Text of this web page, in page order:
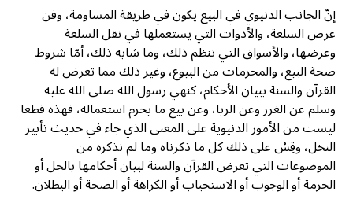
إنّ الجانب الدنيوي في البيع يكون في طريقة المساومة، وفن
عرض السلعة، والأدوات التي يستعملها في نقل السلعة
وعرضها، والأسواق التي تنظم ذلك، وما شابه ذلك، أمّا شروط
صحة البيع، والمحرمات من البيوع، وغير ذلك مما تعرض له
القرآن والسنة ببيان الأحكام، كنهي رسول الله صلى الله عليه
وسلم عن الغرر وعن الربا، وعن بيع ما يحرم استعماله، فهذه قطعا
ليست من الأمور الدنيوية على المعنى الذي جاء في حديث تأبير
النخل، وقِسْ على ذلك كل ما ذكرناه وما لم نذكره من
الموضوعات التي تعرض القرآن والسنة لبيان أحكامها بالحل أو
الحرمة أو الوجوب أو الاستحباب أو الكراهة أو الصحة أو البطلان.